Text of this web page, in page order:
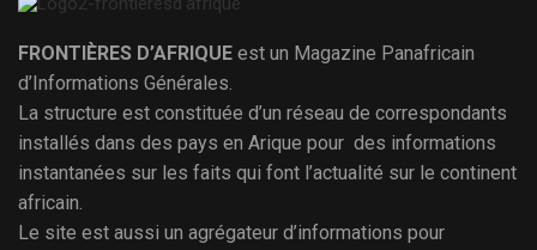
FRONTIÈRES D’AFRIQUE est un Magazine Panafricain
d’Informations Générales.
La structure est constituée d’un réseau de correspondants
installés dans des pays en Arique pour des informations
instantanées sur les faits qui font l’actualité sur le continent
africain.
Le site est aussi un agrégateur d’informations pour